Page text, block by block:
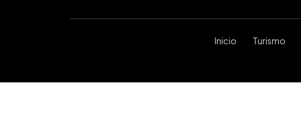
Inicio Turismo